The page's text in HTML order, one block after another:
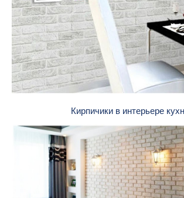
Кирпичики в интерьере